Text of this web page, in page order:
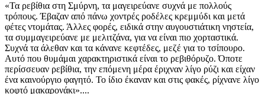
«Τα ρεβίθια στη Σμύρνη, τα μαγειρεύανε συχνά με πολλούς
τρόπους. Έβαζαν από πάνω χοντρές ροδέλες κρεμμύδι και μετά
φέτες ντομάτας. Άλλες φορές, ειδικά στην αυγουστιάτικη νηστεία,
τα συμμαγειρεύανε με μελιτζάνα, για να είναι πιο χορταστικά.
Συχνά τα άλεθαν και τα κάνανε κεφτέδες, μεζέ για το τσίπουρο.
Αυτό που θυμάμαι χαρακτηριστικά είναι το ρεβιθόρυζο. Όποτε
περίσσευαν ρεβίθια, την επόμενη μέρα έριχναν λίγο ρύζι και είχαν
ένα καινούργιο φαγητό. Το ίδιο έκαναν και στις φακές, ρίχνανε λίγο
κοφτό μακαρονάκι»....